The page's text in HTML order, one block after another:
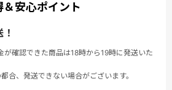
安心ポイント
が確認できた商品は18時から19時に発送いた
合、発送できない場合がございます。